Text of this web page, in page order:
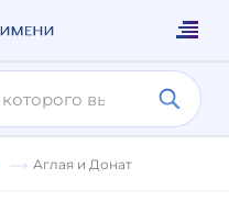
Аглая и Донат